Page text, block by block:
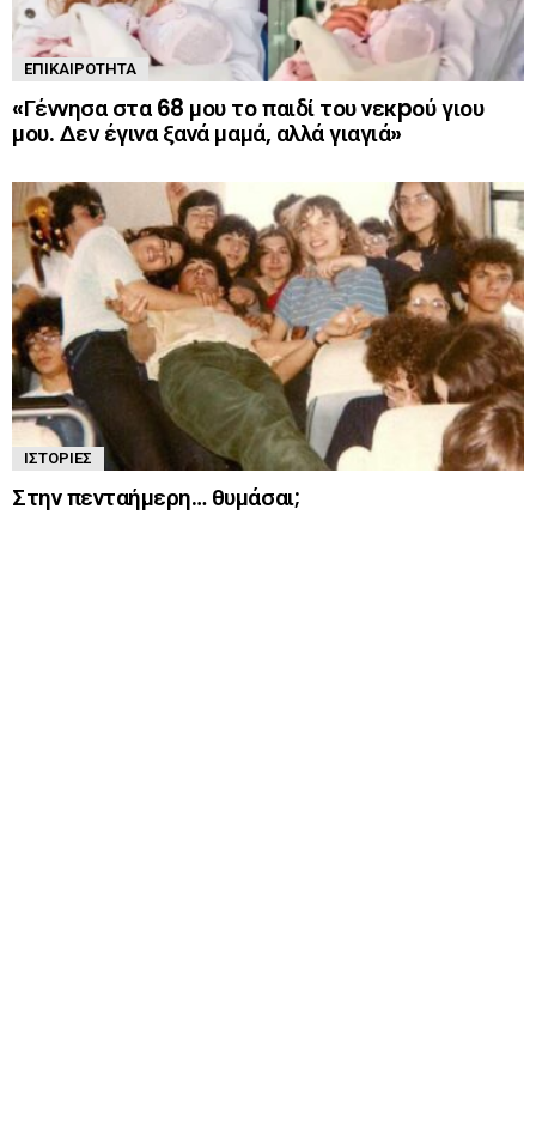
ΕΠΙΚΑΙΡΌΤΗΤΑ
«Γέννησα στα 68 μου το παιδί του νεκpού γιου
μου. Δεν έγινα ξανά μαμά, αλλά γιαγιά»
ΙΣΤΟΡΊΕΣ
Στην πενταήμερη… θυμάσαι;